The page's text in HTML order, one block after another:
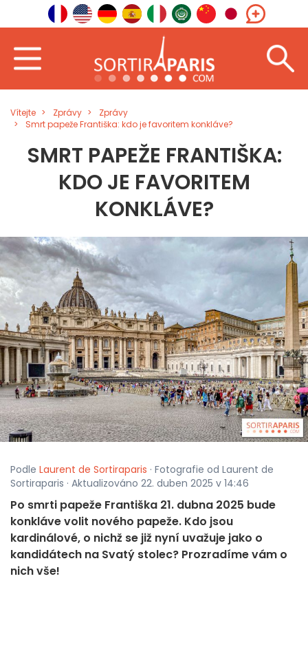
Vítejte Zprávy
Zprávy
Smrt papeže Františka: kdo je favoritem konkláve?
SMRT PAPEŽE FRANTIŠKA:
KDO JE FAVORITEM
KONKLÁVE?
Podle Laurent de Sortiraparis · Fotografie od Laurent de
Sortiraparis · Aktualizováno 22. duben 2025 v 14:46
Po smrti papeže Františka 21. dubna 2025 bude
konkláve volit nového papeže. Kdo jsou
kardinálové, o nichž se již nyní uvažuje jako o
kandidátech na Svatý stolec? Prozradíme vám o
nich vše!